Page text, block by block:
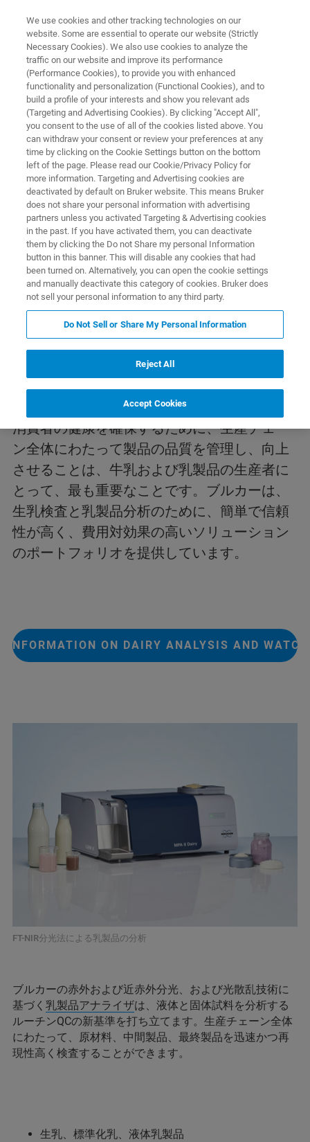
食品の品質
牛乳・乳製品の分析
生乳から乳製品まで、生産チェーン全体を分
アプリケーション ソリューション 関連情報
牛乳・乳製品の分析
消費者の健康を確保するために、生産チェー
ン全体にわたって製品の品質を管理し、向上
させることは、牛乳および乳製品の生産者に
とって、最も重要なことです。ブルカーは、
生乳検査と乳製品分析のために、簡単で信頼
性が高く、費用対効果の高いソリューション
のポートフォリオを提供しています。
INFORMATION ON DAIRY ANALYSIS AND
FT-NIR分光法による乳製品の分析
ブルカーの赤外および近赤外分光、および光散乱技術に
基づく 乳製品アナライザは、液体と固体試料を分析する
ルーチンQCの新基準を打ち立てます。生産チェーン全体
にわたって、原材料、中間製品、最終製品を迅速かつ再
現性高く検査することができます。
生乳、標準化乳、液体乳製品
We use cookies and other tracking technologies on our
website. Some are essential to operate our website (Strictly
Necessary Cookies). We also use cookies to analyze the
traffic on our website and improve its performance
(Performance Cookies), to provide you with enhanced
functionality and personalization (Functional Cookies), and to
build a profile of your interests and show you relevant ads
(Targeting and Advertising Cookies). By clicking "Accept All",
you consent to the use of all of the cookies listed above. You
can withdraw your consent or review your preferences at any
time by clicking on the Cookie Settings button on the bottom
left of the page. Please read our Cookie/Privacy Policy for
more information. Targeting and Advertising cookies are
deactivated by default on Bruker website. This means Bruker
does not share your personal information with advertising
partners unless you activated Targeting & Advertising cookies
in the past. If you have activated them, you can deactivate
them by clicking the Do not Share my personal Information
button in this banner. This will disable any cookies that had
been turned on. Alternatively, you can open the cookie settings
and manually deactivate this category of cookies. Bruker does
not sell your personal information to any third party.
Do Not Sell or Share My Personal Information
Reject All
Accept Cookies